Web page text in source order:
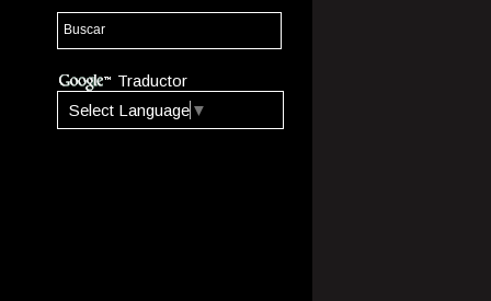
Traductor
Select Language ▼